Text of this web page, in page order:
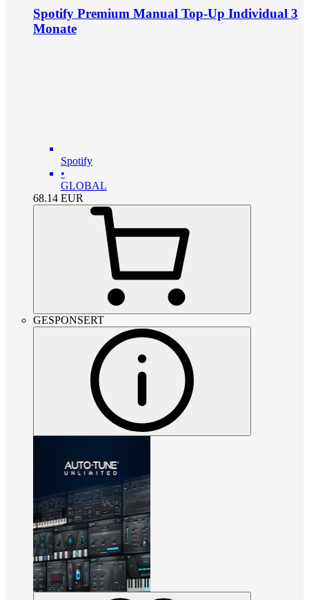
Spotify Premium Manual Top-Up Individual 3
Monate
Spotify
•
GLOBAL
68.14 EUR
GESPONSERT